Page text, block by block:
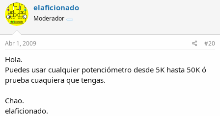
elaficionado
Moderador
Abr 1, 2009 #20
Hola.
Puedes usar cualquier potenciómetro desde 5K hasta 50K ó
prueba cuaquiera que tengas.
Chao.
elaficionado.